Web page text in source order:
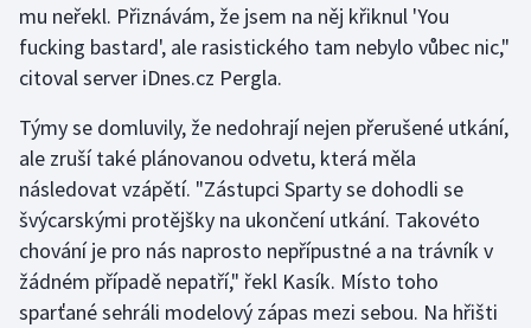
mu neřekl. Přiznávám, že jsem na něj křiknul 'You
fucking bastard', ale rasistického tam nebylo vůbec nic,"
citoval server iDnes.cz Pergla.
Týmy se domluvily, že nedohrají nejen přerušené utkání,
ale zruší také plánovanou odvetu, která měla
následovat vzápětí. "Zástupci Sparty se dohodli se
švýcarskými protějšky na ukončení utkání. Takovéto
chování je pro nás naprosto nepřípustné a na trávník v
žádném případě nepatří," řekl Kasík. Místo toho
sparťané sehráli modelový zápas mezi sebou. Na hřišti